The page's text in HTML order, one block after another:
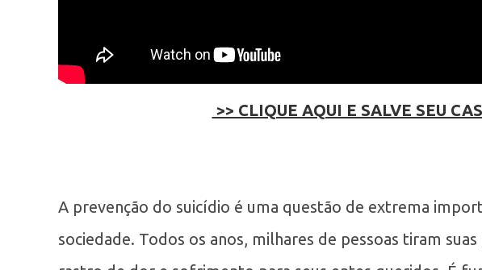
>> CLIQUE AQUI E SALVE SEU
A prevenção do suicídio é uma questão de extrema
sociedade. Todos os anos, milhares de pessoas tiram